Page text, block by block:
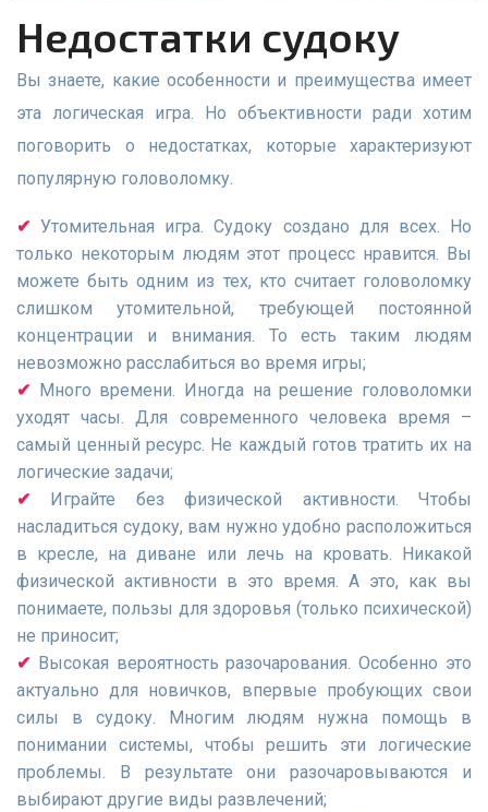
Недостатки судоку
Вы знаете, какие особенности и преимущества имеет
эта логическая игра. Но объективности ради хотим
поговорить о недостатках, которые характеризуют
популярную головоломку.
Утомительная игра. Судоку создано для всех. Но
только некоторым людям этот процесс нравится. Вы
можете быть одним из тех, кто считает головоломку
слишком утомительной, требующей постоянной
концентрации и внимания. То есть таким людям
невозможно расслабиться во время игры;
Много времени. Иногда на решение головоломки
уходят часы. Для современного человека время –
самый ценный ресурс. Не каждый готов тратить их на
логические задачи;
Играйте без физической активности. Чтобы
насладиться судоку, вам нужно удобно расположиться
в кресле, на диване или лечь на кровать. Никакой
физической активности в это время. А это, как вы
понимаете, пользы для здоровья (только психической)
не приносит;
Высокая вероятность разочарования. Особенно это
актуально для новичков, впервые пробующих свои
силы в судоку. Многим людям нужна помощь в
понимании системы, чтобы решить эти логические
проблемы. В результате они разочаровываются и
выбирают другие виды развлечений;